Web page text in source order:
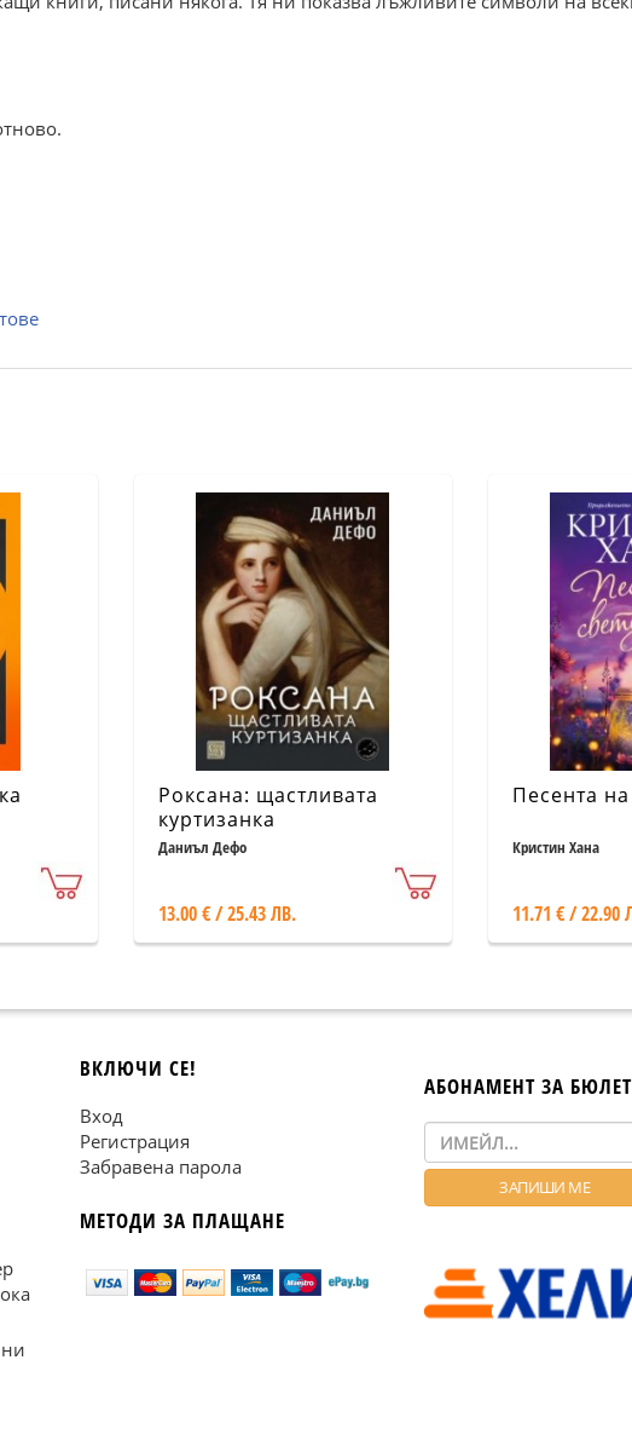
Роксана: щастливата
куртизанка
Даниъл Дефо
13.00 € / 25.43 ЛВ.
Песента на
Кристин Хана
11.71 € / 22.90
ВКЛЮЧИ СЕ!
Вход
Регистрация
Забравена парола
МЕТОДИ ЗА ПЛАЩАНЕ
АБОНАМЕНТ ЗА